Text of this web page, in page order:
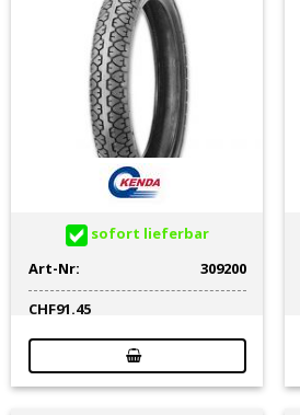
sofort lieferbar
Art-Nr:
309200
CHF91.45